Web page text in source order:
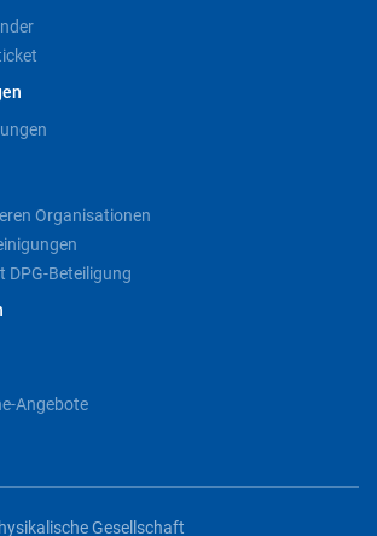
Organisationen
DPG-Beteiligung
Angebote
Gesellschaft